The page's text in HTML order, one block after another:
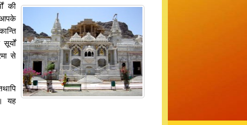
की
आपके
से
यह